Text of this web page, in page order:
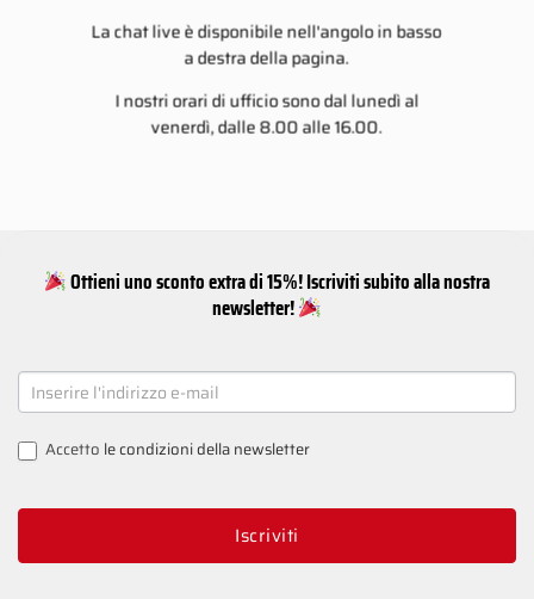
La chat live è disponibile nell'angolo in basso
a destra della pagina.
I nostri orari di ufficio sono dal lunedì al
venerdì, dalle 8.00 alle 16.00.
Ottieni uno sconto extra di 15%! Iscriviti subito alla nostra
newsletter!
NEWSLETTER
SIGNUP
Accetto le condizioni della newsletter
Iscriviti